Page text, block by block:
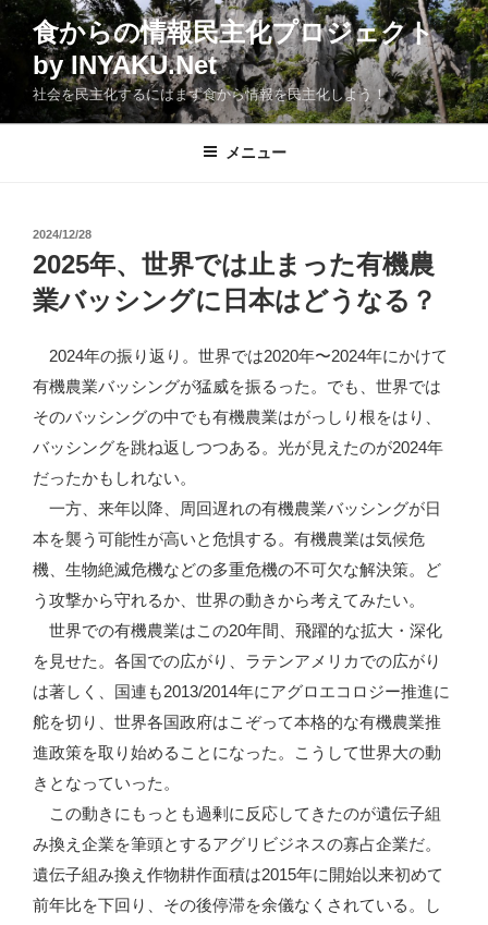
コ
食からの情報民主化プロジェクト
by INYAKU.Net
社会を民主化するにはまず食から情報を民主化しよう！
メニュー
投
稿
日:
2024/12/28
2025年、世界では止まった有機農
業バッシングに日本はどうなる？
2024年の振り返り。世界では2020年〜2024年にかけて
有機農業バッシングが猛威を振るった。でも、世界では
そのバッシングの中でも有機農業はがっしり根をはり、
バッシングを跳ね返しつつある。光が見えたのが2024年
だったかもしれない。
一方、来年以降、周回遅れの有機農業バッシングが日
本を襲う可能性が高いと危惧する。有機農業は気候危
機、生物絶滅危機などの多重危機の不可欠な解決策。ど
う攻撃から守れるか、世界の動きから考えてみたい。
世界での有機農業はこの20年間、飛躍的な拡大・深化
を見せた。各国での広がり、ラテンアメリカでの広がり
は著しく、国連も2013/2014年にアグロエコロジー推進に
舵を切り、世界各国政府はこぞって本格的な有機農業推
進政策を取り始めることになった。こうして世界大の動
きとなっていった。
この動きにもっとも過剰に反応してきたのが遺伝子組
み換え企業を筆頭とするアグリビジネスの寡占企業だ。
遺伝子組み換え作物耕作面積は2015年に開始以来初めて
前年比を下回り、その後停滞を余儀なくされている。し